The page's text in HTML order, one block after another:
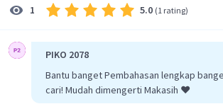
1 5.0 (1 rating)
PIKO 2078
Bantu banget Pembahasan lengkap
cari! Mudah dimengerti Makasih ❤️